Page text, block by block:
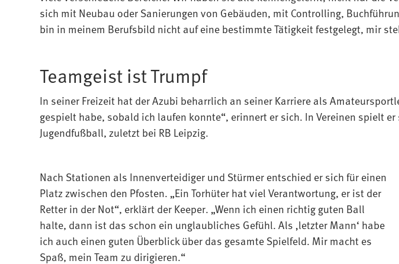
sich mit Neubau oder Sanierungen von Gebäuden, mit Controlling,
bin in meinem Berufsbild nicht auf eine bestimmte Tätigkeit festgelegt, mir
Teamgeist ist Trumpf
In seiner Freizeit hat der Azubi beharrlich an seiner Karriere als
gespielt habe, sobald ich laufen konnte“, erinnert er sich. In Vereinen spielt
Jugendfußball, zuletzt bei RB Leipzig.
Nach Stationen als Innenverteidiger und Stürmer entschied er sich für einen
Platz zwischen den Pfosten. „Ein Torhüter hat viel Verantwortung, er ist der
Retter in der Not“, erklärt der Keeper. „Wenn ich einen richtig guten Ball
halte, dann ist das schon ein unglaubliches Gefühl. Als ‚letzter Mann‘ habe
ich auch einen guten Überblick über das gesamte Spielfeld. Mir macht es
Spaß, mein Team zu dirigieren.“